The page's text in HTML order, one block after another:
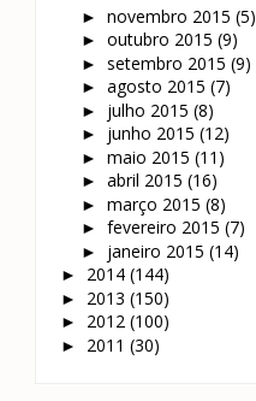
► novembro 2015 (5)
► outubro 2015 (9)
► setembro 2015 (9)
► agosto 2015 (7)
► julho 2015 (8)
► junho 2015 (12)
► maio 2015 (11)
► abril 2015 (16)
► março 2015 (8)
► fevereiro 2015 (7)
► janeiro 2015 (14)
► 2014 (144)
► 2013 (150)
► 2012 (100)
► 2011 (30)